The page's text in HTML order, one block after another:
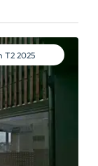
T2 2025